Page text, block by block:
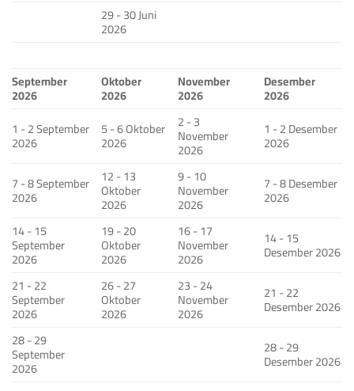
29 - 30 Juni
2026
September
2026
Oktober
2026
November
2026
Desember
2026
1 - 2 September
2026
5 - 6 Oktober
2026
2 - 3
November
2026
1 - 2 Desember
2026
7 - 8 September
2026
12 - 13
Oktober
2026
9 - 10
November
2026
7 - 8 Desember
2026
14 - 15
September
2026
19 - 20
Oktober
2026
16 - 17
November
2026
14 - 15
Desember 2026
21 - 22
September
2026
26 - 27
Oktober
2026
23 - 24
November
2026
21 - 22
Desember 2026
28 - 29
September
2026
28 - 29
Desember 2026